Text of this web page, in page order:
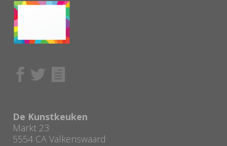
De Kunstkeuken
Markt 23
5554 CA Valkenswaard